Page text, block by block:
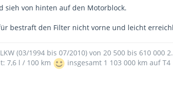
sieh von hinten auf den Motorblock.
bestraft den Filter nicht vorne und leicht
(03/1994 bis 07/2010) von 20 500 bis 610 000
7,6 l / 100 km
insgesamt 1 103 000 km auf T4